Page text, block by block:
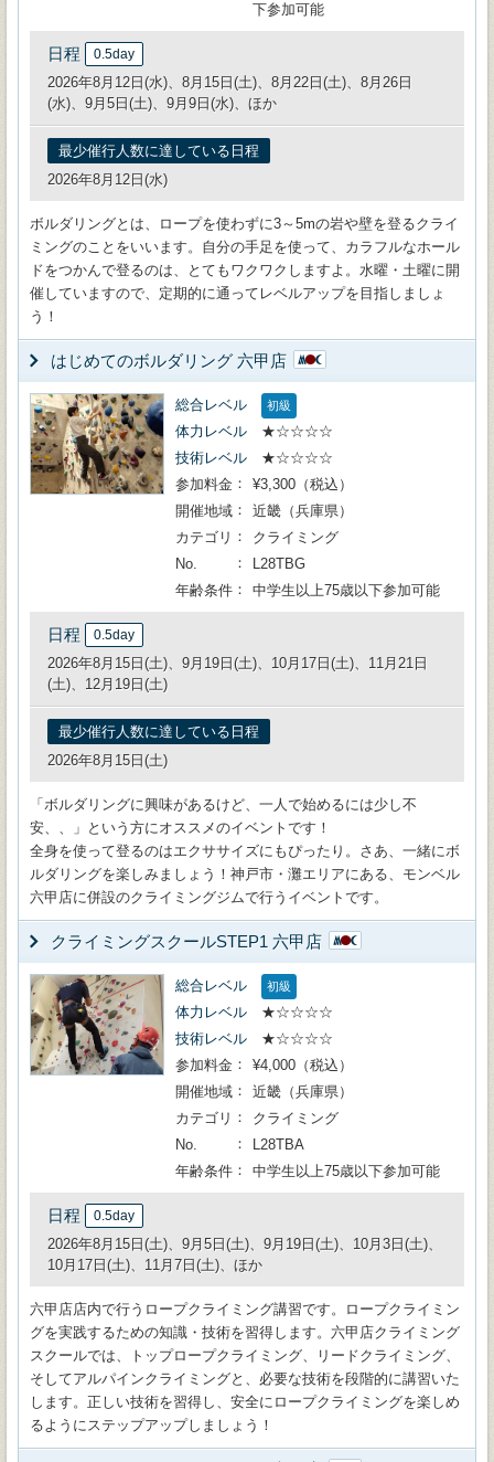
下参加可能
日程 0.5day
2026年8月12日(水)、8月15日(土)、8月22日(土)、8月26日
(水)、9月5日(土)、9月9日(水)、ほか
最少催行人数に達している日程
2026年8月12日(水)
ボルダリングとは、ロープを使わずに3～5mの岩や壁を登るクライ
ミングのことをいいます。自分の手足を使って、カラフルなホール
ドをつかんで登るのは、とてもワクワクしますよ。水曜・土曜に開
催していますので、定期的に通ってレベルアップを目指しましょ
う！
はじめてのボルダリング 六甲店
総合レベル 初級
体力レベル
★☆☆☆☆
技術レベル
★☆☆☆☆
参加料金
¥3,300（税込）
開催地域
近畿（兵庫県）
カテゴリ
クライミング
No.
L28TBG
年齢条件
中学生以上75歳以下参加可能
日程 0.5day
2026年8月15日(土)、9月19日(土)、10月17日(土)、11月21日
(土)、12月19日(土)
最少催行人数に達している日程
2026年8月15日(土)
「ボルダリングに興味があるけど、一人で始めるには少し不
安、、」という方にオススメのイベントです！
全身を使って登るのはエクササイズにもぴったり。さあ、一緒にボ
ルダリングを楽しみましょう！神戸市・灘エリアにある、モンベル
六甲店に併設のクライミングジムで行うイベントです。
クライミングスクールSTEP1 六甲店
総合レベル 初級
体力レベル
★☆☆☆☆
技術レベル
★☆☆☆☆
参加料金
¥4,000（税込）
開催地域
近畿（兵庫県）
カテゴリ
クライミング
No.
L28TBA
年齢条件
中学生以上75歳以下参加可能
日程 0.5day
2026年8月15日(土)、9月5日(土)、9月19日(土)、10月3日(土)、
10月17日(土)、11月7日(土)、ほか
六甲店店内で行うロープクライミング講習です。ロープクライミン
グを実践するための知識・技術を習得します。六甲店クライミング
スクールでは、トップロープクライミング、リードクライミング、
そしてアルパインクライミングと、必要な技術を段階的に講習いた
します。正しい技術を習得し、安全にロープクライミングを楽しめ
るようにステップアップしましょう！